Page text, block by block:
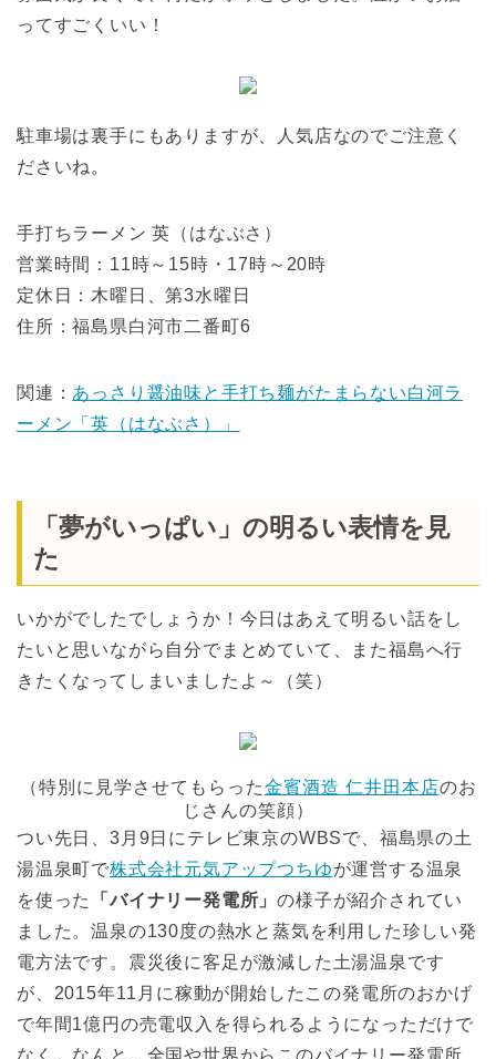
ってすごくいい！
駐車場は裏手にもありますが、人気店なのでご注意く
ださいね。
手打ちラーメン 英（はなぶさ）
営業時間：11時～15時・17時～20時
定休日：木曜日、第3水曜日
住所：福島県白河市二番町6
関連： あっさり醤油味と手打ち麺がたまらない白河ラ
ーメン「英（はなぶさ）」
「夢がいっぱい」の明るい表情を見
た
いかがでしたでしょうか！今日はあえて明るい話をし
たいと思いながら自分でまとめていて、また福島へ行
きたくなってしまいましたよ～（笑）
（特別に見学させてもらった金賓酒造 仁井田本店のお
じさんの笑顔）
つい先日、3月9日にテレビ東京のWBSで、福島県の土
湯温泉町で株式会社元気アップつちゆが運営する温泉
を使った
「バイナリー発電所」の様子が紹介されてい
ました。温泉の130度の熱水と蒸気を利用した珍しい発
電方法です。震災後に客足が激減した土湯温泉です
が、2015年11月に稼動が開始したこの発電所のおかげ
で年間1億円の売電収入を得られるようになっただけで
なく、なんと、全国や世界からこのバイナリー発電所